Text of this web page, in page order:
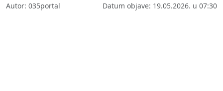
Autor: 035portal Datum objave: 19.05.2026. u 07:30